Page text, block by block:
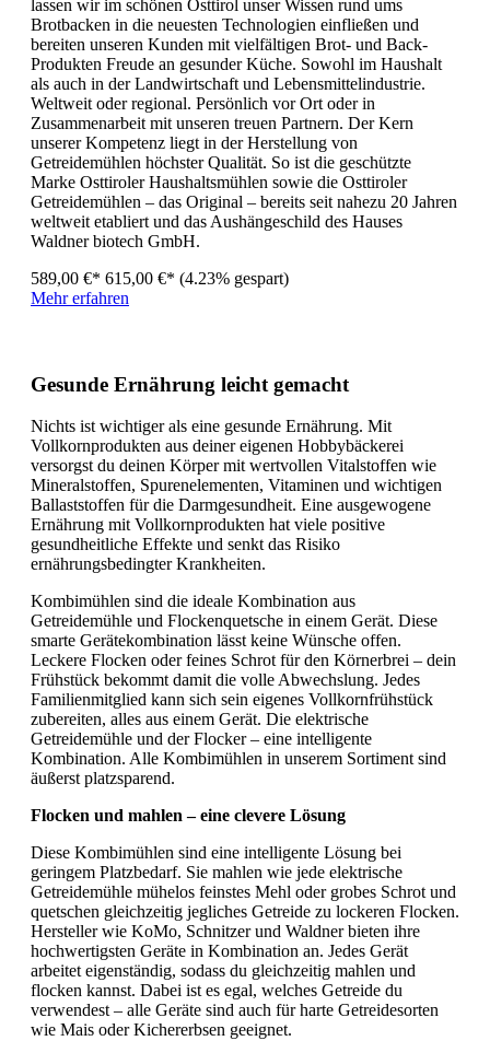
lassen wir im schönen Osttirol unser Wissen rund ums
Brotbacken in die neuesten Technologien einfließen und
bereiten unseren Kunden mit vielfältigen Brot- und Back-
Produkten Freude an gesunder Küche. Sowohl im Haushalt
als auch in der Landwirtschaft und Lebensmittelindustrie.
Weltweit oder regional. Persönlich vor Ort oder in
Zusammenarbeit mit unseren treuen Partnern. Der Kern
unserer Kompetenz liegt in der Herstellung von
Getreidemühlen höchster Qualität. So ist die geschützte
Marke Osttiroler Haushaltsmühlen sowie die Osttiroler
Getreidemühlen – das Original – bereits seit nahezu 20 Jahren
weltweit etabliert und das Aushängeschild des Hauses
Waldner biotech GmbH.
589,00 €* 615,00 €* (4.23% gespart)
Mehr erfahren
Gesunde Ernährung leicht gemacht
Nichts ist wichtiger als eine gesunde Ernährung. Mit
Vollkornprodukten aus deiner eigenen Hobbybäckerei
versorgst du deinen Körper mit wertvollen Vitalstoffen wie
Mineralstoffen, Spurenelementen, Vitaminen und wichtigen
Ballaststoffen für die Darmgesundheit. Eine ausgewogene
Ernährung mit Vollkornprodukten hat viele positive
gesundheitliche Effekte und senkt das Risiko
ernährungsbedingter Krankheiten.
Kombimühlen sind die ideale Kombination aus
Getreidemühle und Flockenquetsche in einem Gerät. Diese
smarte Gerätekombination lässt keine Wünsche offen.
Leckere Flocken oder feines Schrot für den Körnerbrei – dein
Frühstück bekommt damit die volle Abwechslung. Jedes
Familienmitglied kann sich sein eigenes Vollkornfrühstück
zubereiten, alles aus einem Gerät. Die elektrische
Getreidemühle und der Flocker – eine intelligente
Kombination. Alle Kombimühlen in unserem Sortiment sind
äußerst platzsparend.
Flocken und mahlen – eine clevere Lösung
Diese Kombimühlen sind eine intelligente Lösung bei
geringem Platzbedarf. Sie mahlen wie jede elektrische
Getreidemühle mühelos feinstes Mehl oder grobes Schrot und
quetschen gleichzeitig jegliches Getreide zu lockeren Flocken.
Hersteller wie KoMo, Schnitzer und Waldner bieten ihre
hochwertigsten Geräte in Kombination an. Jedes Gerät
arbeitet eigenständig, sodass du gleichzeitig mahlen und
flocken kannst. Dabei ist es egal, welches Getreide du
verwendest – alle Geräte sind auch für harte Getreidesorten
wie Mais oder Kichererbsen geeignet.